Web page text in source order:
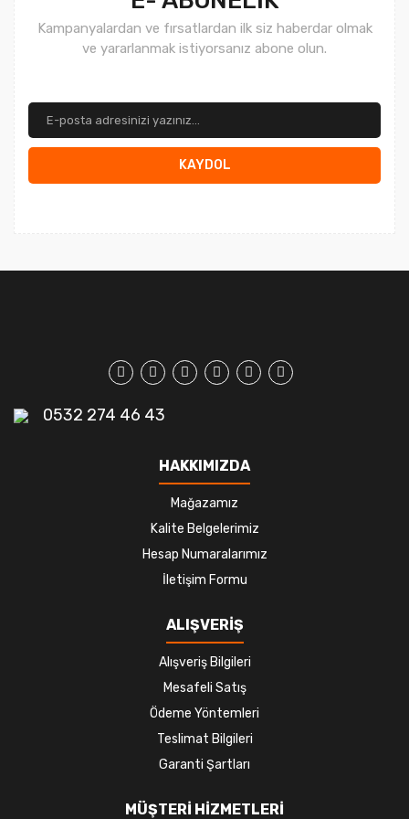
Kampanyalardan ve fırsatlardan ilk siz haberdar olmak
ve yararlanmak istiyorsanız abone olun.
KAYDOL
0532 274 46 43
HAKKIMIZDA
Mağazamız
Kalite Belgelerimiz
Hesap Numaralarımız
İletişim Formu
ALIŞVERİŞ
Alışveriş Bilgileri
Mesafeli Satış
Ödeme Yöntemleri
Teslimat Bilgileri
Garanti Şartları
MÜŞTERİ HİZMETLERİ